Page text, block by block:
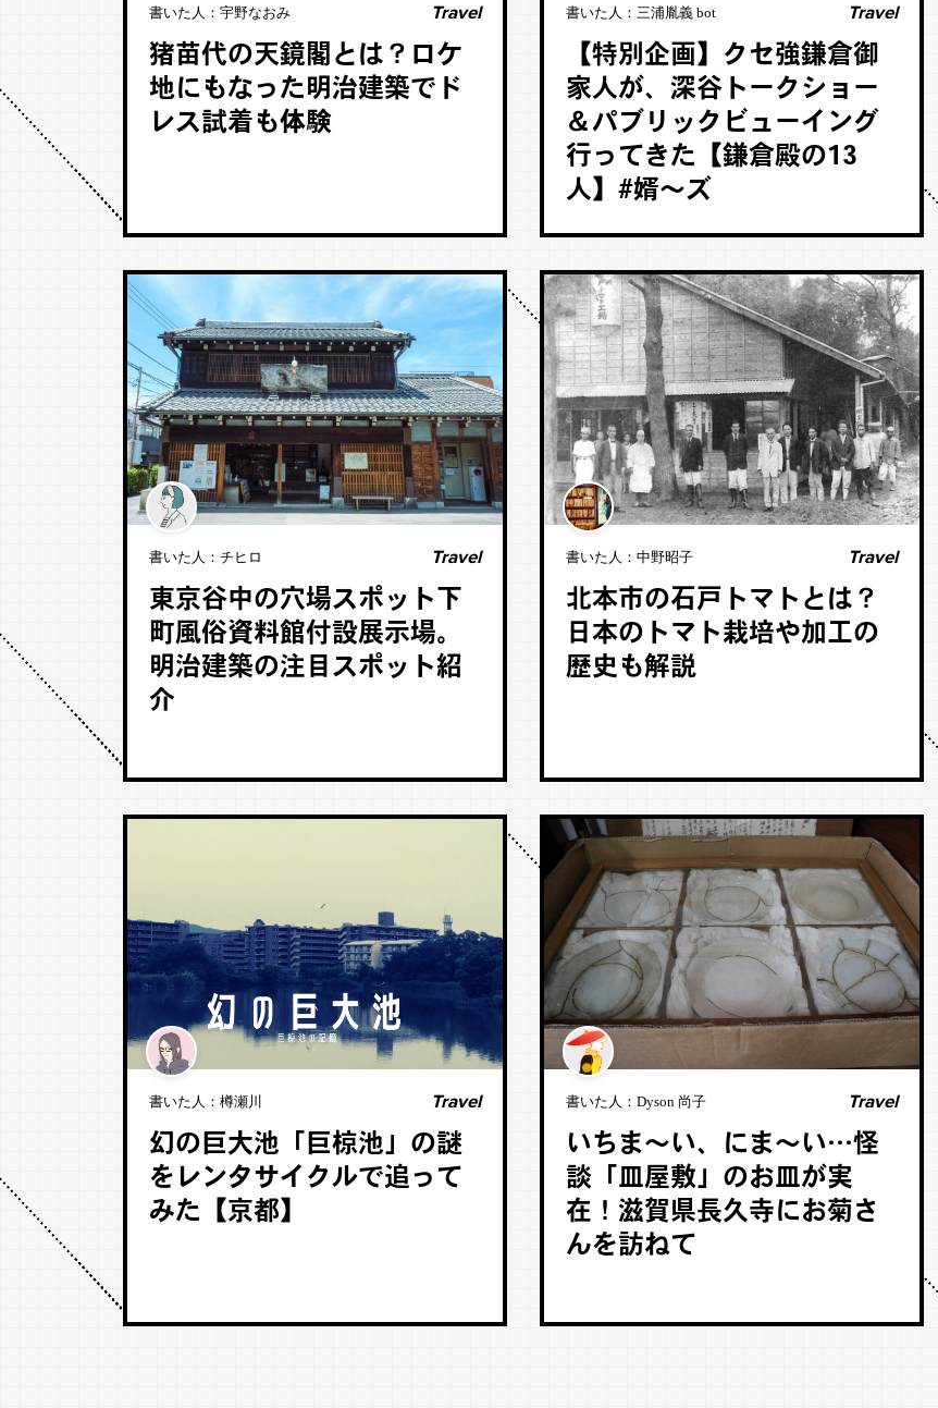
書いた人： 宇野なおみ Travel
猪苗代の天鏡閣とは？ロケ
地にもなった明治建築でド
レス試着も体験
書いた人： 三浦胤義 bot Travel
【特別企画】クセ強鎌倉御
家人が、深谷トークショー
＆パブリックビューイング
行ってきた【鎌倉殿の13
人】#婿～ズ
書いた人： チヒロ Travel
東京谷中の穴場スポット下
町風俗資料館付設展示場。
明治建築の注目スポット紹
介
書いた人： 中野昭子 Travel
北本市の石戸トマトとは？
日本のトマト栽培や加工の
歴史も解説
書いた人： 樽瀬川 Travel
幻の巨大池「巨椋池」の謎
をレンタサイクルで追って
みた【京都】
書いた人： Dyson 尚子 Travel
いちま～い、にま～い…怪
談「皿屋敷」のお皿が実
在！滋賀県長久寺にお菊さ
んを訪ねて